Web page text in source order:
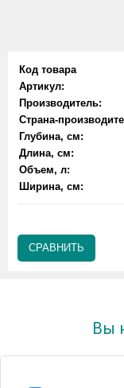
Код товара
Артикул:
Производитель:
Страна-
Глубина, см:
Длина, см:
Объем, л:
Ширина, см:
СРАВНИТЬ
Вы